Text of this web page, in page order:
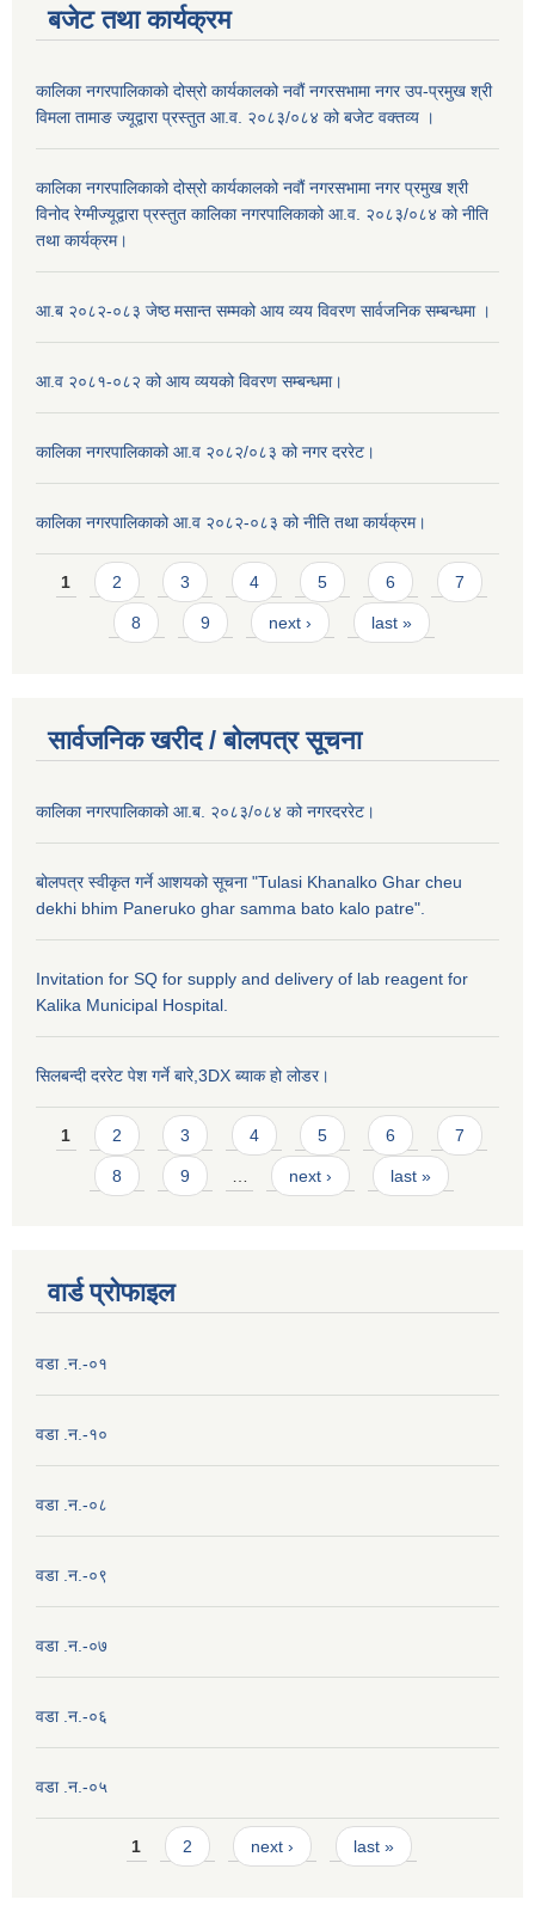
बजेट तथा कार्यक्रम
कालिका नगरपालिकाको दोस्रो कार्यकालको नवौं नगरसभामा नगर उप-प्रमुख श्री
विमला तामाङ ज्यूद्वारा प्रस्तुत आ.व. २०८३/०८४ को बजेट वक्तव्य ।
कालिका नगरपालिकाको दोस्रो कार्यकालको नवौं नगरसभामा नगर प्रमुख श्री
विनोद रेग्मीज्यूद्वारा प्रस्तुत कालिका नगरपालिकाको आ.व. २०८३/०८४ को नीति
तथा कार्यक्रम।
आ.ब २०८२-०८३ जेष्ठ मसान्त सम्मको आय व्यय विवरण सार्वजनिक सम्बन्धमा ।
आ.व २०८१-०८२ को आय व्ययको विवरण सम्बन्धमा।
कालिका नगरपालिकाको आ.व २०८२/०८३ को नगर दररेट।
कालिका नगरपालिकाको आ.व २०८२-०८३ को नीति तथा कार्यक्रम।
Pages
1 2 3 4 5 6 7
8 9 next › last »
सार्वजनिक खरीद / बाेलपत्र सूचना
कालिका नगरपालिकाको आ.ब. २०८३/०८४ को नगरदररेट।
बोलपत्र स्वीकृत गर्ने आशयको सूचना "Tulasi Khanalko Ghar cheu
dekhi bhim Paneruko ghar samma bato kalo patre".
Invitation for SQ for supply and delivery of lab reagent for
Kalika Municipal Hospital.
सिलबन्दी दररेट पेश गर्ने बारे,3DX ब्याक हो लोडर।
Pages
1 2 3 4 5 6 7
8 9 next › last »
वार्ड प्राेफाइल
वडा .न.-०१
वडा .न.-१०
वडा .न.-०८
वडा .न.-०९
वडा .न.-०७
वडा .न.-०६
वडा .न.-०५
Pages1 2 next › last »